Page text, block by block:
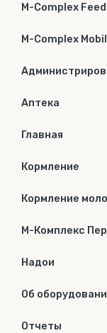
M-Complex Feed
M-Complex
Аптека
Главная
Кормление
Кормление
М-Комплекс
Надои
Об
Отчеты